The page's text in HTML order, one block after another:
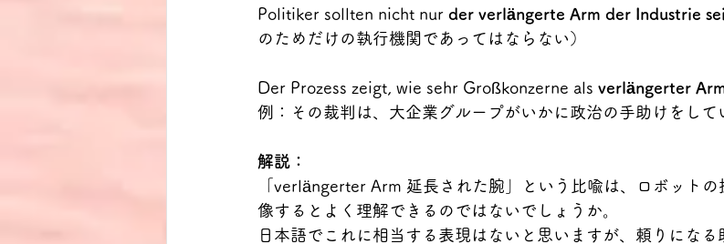
Politiker sollten nicht nur der verlängerte Arm der Industrie
のためだけの執行機関であってはならない）
Der Prozess zeigt, wie sehr Großkonzerne als verlängerter
例：その裁判は、大企業グループがいかに政治の手助けをして
解説：
「verlängerter Arm 延長された腕」という比喩は、ロボット
像するとよく理解できるのではないでしょうか。
日本語でこれに相当する表現はないと思いますが、頼りにな